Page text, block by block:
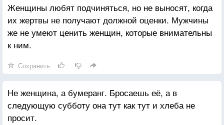
Женщины любят подчиняться, но не выносят, когда
их жертвы не получают должной оценки. Мужчины
же не умеют ценить женщин, которые внимательны
к ним.
Сохранить
Не женщина, а бумеранг. Бросаешь её, а в
следующую субботу она тут как тут и хлеба не
просит.